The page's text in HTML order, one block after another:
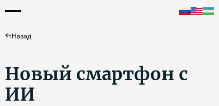
Назад
Новый смартфон с
ИИ